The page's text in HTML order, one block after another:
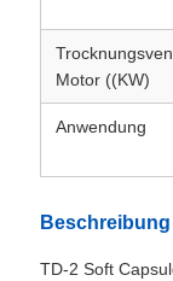
Motor ((KW)
Anwendung
TD-2 Soft